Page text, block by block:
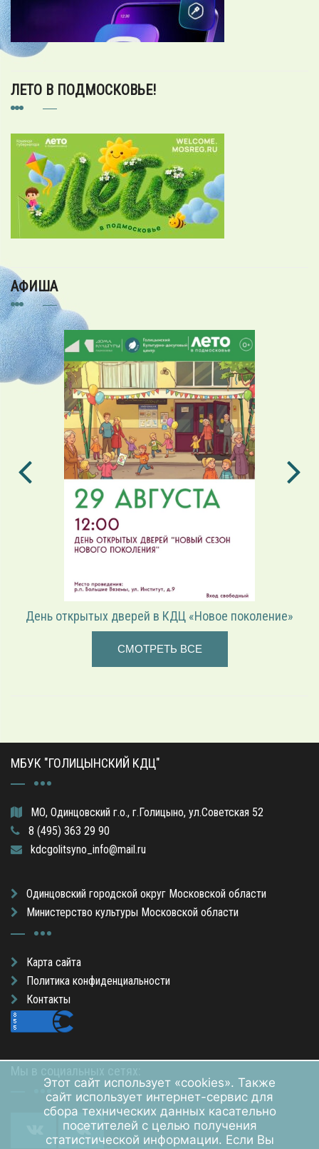
ЛЕТО В ПОДМОСКОВЬЕ!
АФИША
День открытых дверей в КДЦ «Новое поколение»
СМОТРЕТЬ ВСЕ
МБУК "ГОЛИЦЫНСКИЙ КДЦ"
МО, Одинцовский г.о., г.Голицыно, ул.Советская 52
8 (495) 363 29 90
kdcgolitsyno_info@mail.ru
Одинцовский городской округ Московской области
Министерство культуры Московской области
Карта сайта
Политика конфиденциальности
Контакты
Этот сайт использует «cookies». Также
сайт использует интернет-сервис для
сбора технических данных касательно
посетителей с целью получения
статистической информации. Если Вы